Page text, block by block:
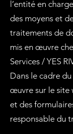
l’entité en
des moyens et
traitements de
mis en œuvre
Services / YES
Dans le cadre
œuvre sur le site
et des
responsable du